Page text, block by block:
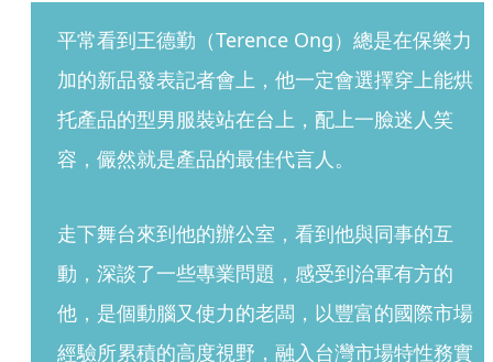
平常看到王德勤（Terence Ong）總是在保樂力
加的新品發表記者會上，他一定會選擇穿上能烘
托產品的型男服裝站在台上，配上一臉迷人笑
容，儼然就是產品的最佳代言人。
走下舞台來到他的辦公室，看到他與同事的互
動，深談了一些專業問題，感受到治軍有方的
他，是個動腦又使力的老闆，以豐富的國際市場
經驗所累積的高度視野，融入台灣市場特性務實